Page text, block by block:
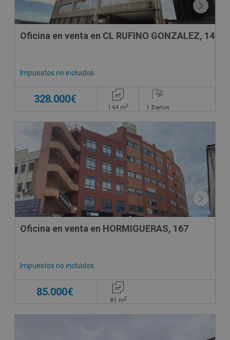
Oficina en venta en CL RUFINO GONZALEZ, 14
Impuestos no incluidos
328.000€
144 m2 1 Baños
Oficina en venta en HORMIGUERAS, 167
Impuestos no incluidos
85.000€
81 m2